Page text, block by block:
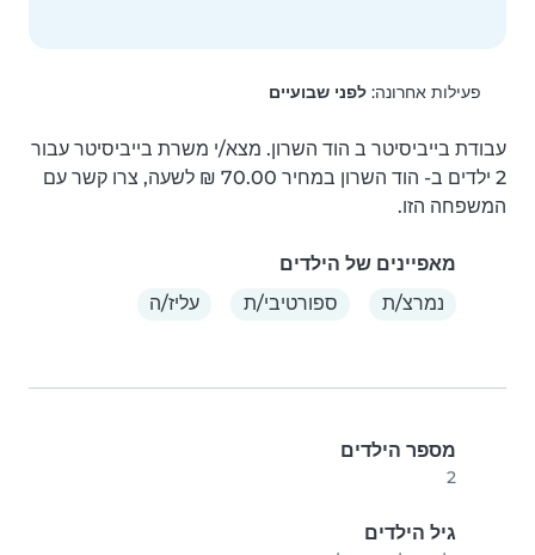
פעילות אחרונה:לפני שבועיים
המשפחה הזו.
מאפיינים של הילדים
נמרצ/ת
ספורטיבי/ת עליז/ה
מספר הילדים
2
גיל הילדים